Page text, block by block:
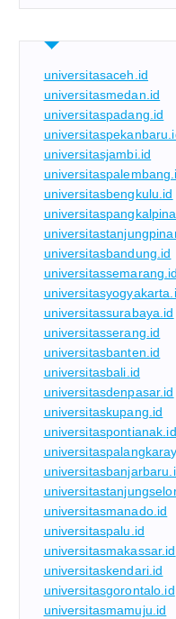
universitasaceh.id
universitasmedan.id
universitaspadang.id
universitasjambi.id
universitasbengkulu.id
universitasbandung.id
universitassemarang.id
universitassurabaya.id
universitasserang.id
universitasbanten.id
universitasbali.id
universitasdenpasar.id
universitaskupang.id
universitaspontianak.id
universitasmanado.id
universitaspalu.id
universitasmakassar.id
universitaskendari.id
universitasgorontalo.id
universitasmamuju.id